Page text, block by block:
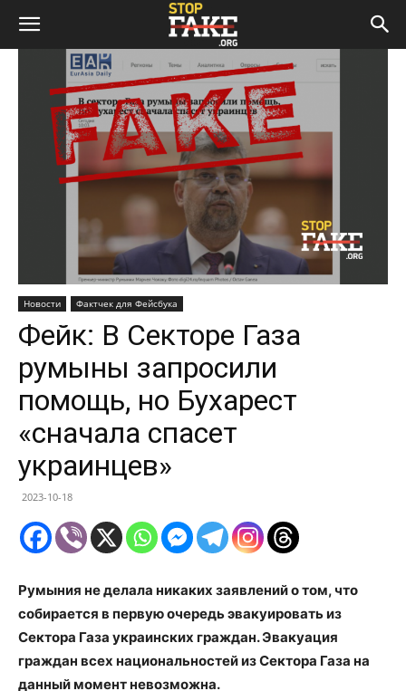
Новости Фактчек для Фейсбука
Фейк: В Секторе Газа
румыны запросили
помощь, но Бухарест
«сначала спасет
украинцев»
2023-10-18
Румыния не делала никаких заявлений о том, что
собирается в первую очередь эвакуировать из
Сектора Газа украинских граждан. Эвакуация
граждан всех национальностей из Сектора Газа на
данный момент невозможна.